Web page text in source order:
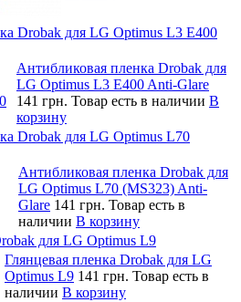
Drobak для LG Optimus L3 E400
Антибликовая пленка Drobak для
LG Optimus L3 E400 Anti-Glare
141 грн. Товар есть в наличии В
корзину
Drobak для LG Optimus L70
Антибликовая пленка Drobak для
LG Optimus L70 (MS323) Anti-
Glare 141 грн. Товар есть в
наличии В корзину
для LG Optimus L9
Глянцевая пленка Drobak для LG
Optimus L9 141 грн. Товар есть в
наличии В корзину